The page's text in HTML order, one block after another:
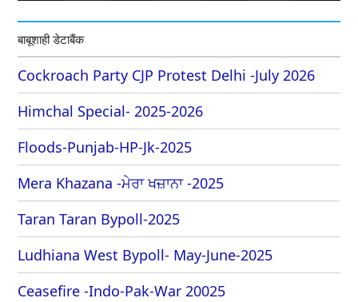
बाबूशाही डेटाबैंक
Cockroach Party CJP Protest Delhi -July 2026
Himchal Special- 2025-2026
Floods-Punjab-HP-Jk-2025
Mera Khazana -ਮੇਰਾ ਖਜ਼ਾਨਾ -2025
Taran Taran Bypoll-2025
Ludhiana West Bypoll- May-June-2025
Ceasefire -Indo-Pak-War 20025